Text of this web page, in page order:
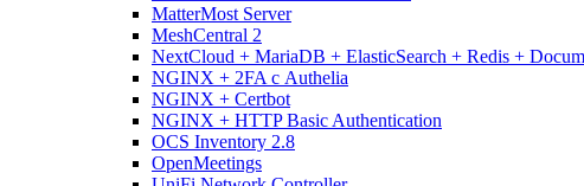
MatterMost Server
MeshCentral 2
NextCloud + MariaDB + ElasticSearch + Redis +
NGINX + 2FA с Authelia
NGINX + Certbot
NGINX + HTTP Basic Authentication
OCS Inventory 2.8
OpenMeetings